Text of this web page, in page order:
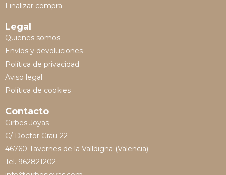
Finalizar compra
Legal
Quienes somos
Envíos y devoluciones
Política de privacidad
Aviso legal
Política de cookies
Contacto
Girbes Joyas
C/ Doctor Grau 22
46760 Tavernes de la Valldigna (Valencia)
Tel. 962821202